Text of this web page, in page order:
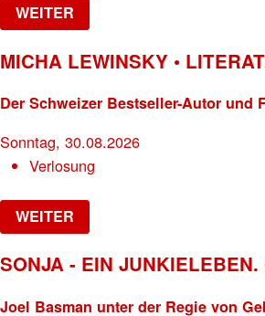
WEITER
MICHA LEWINSKY •
Der Schweizer Bestseller-Autor und
Sonntag, 30.08.2026
Verlosung
WEITER
SONJA - EIN JUNKIELEBEN.
Joel Basman unter der Regie von